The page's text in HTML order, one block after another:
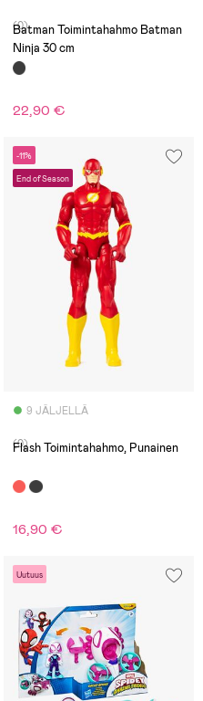
(0)
Batman Toimintahahmo Batman
Ninja 30 cm
22,90 €
-11%
End of Season
9 JÄLJELLÄ
(0)
Flash Toimintahahmo, Punainen
16,90 €
Uutuus